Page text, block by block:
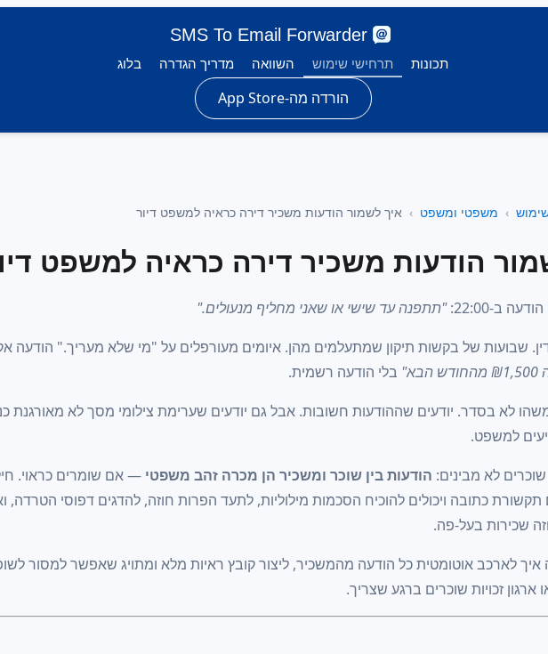
SMS To Email Forwarder
תכונות תרחישי שימוש השוואה מדריך הגדרה בלוג
הורדה מה-App Store
משפטי ומשפט איך לשמור הודעות משכיר דירה כראיה למשפט דיור
הודעות משכיר דירה כראיה למשפט
ב-22:00:
"תתפנה עד שישי או שאני מחליף מנעולים."
שבועות של בקשות תיקון שמתעלמים מהן. איומים מעורפלים על "מי שלא מעריך." הודעה
בלי הודעה רשמית.
לא בסדר. יודעים שההודעות חשובות. אבל גם יודעים שערימת צילומי מסך לא מאורגנת
למשפט.
לא מבינים: הודעות בין שוכר ומשכיר הן מכרה זהב משפטי — אם שומרים כראוי.
תקשורת כתובה ויכולים להוכיח הסכמות מילוליות, לתעד הפרות חוזה, להדגים דפוסי הטרדה,
שכירות בעל-פה.
לארכב אוטומטית כל הודעה מהמשכיר, ליצור קובץ ראיות מלא ומתויג שאפשר למסור
ארגון זכויות שוכרים ברגע שצריך.